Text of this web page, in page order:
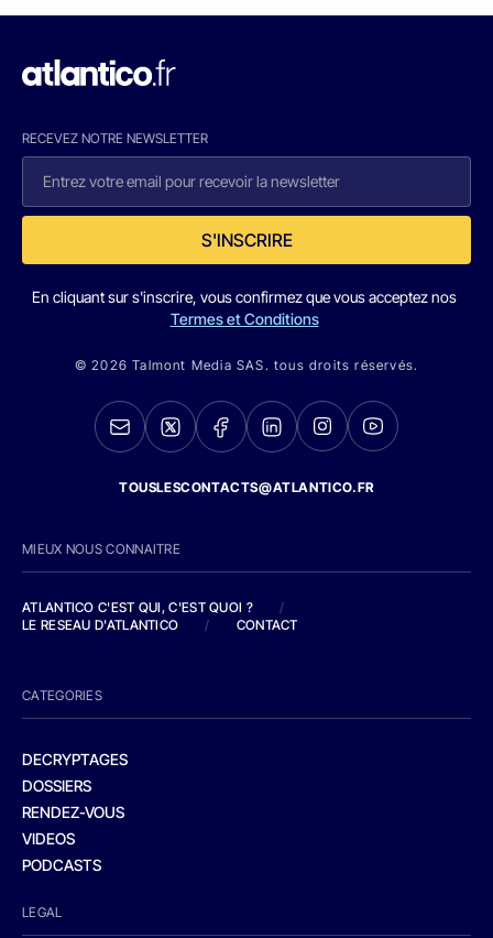
RECEVEZ NOTRE NEWSLETTER
S'INSCRIRE
En cliquant sur s'inscrire, vous confirmez que vous acceptez nos
Termes et Conditions
© 2026 Talmont Media SAS. tous droits réservés.
TOUSLESCONTACTS@ATLANTICO.FR
MIEUX NOUS CONNAITRE
ATLANTICO C'EST QUI, C'EST QUOI ?
/
LE RESEAU D'ATLANTICO
/ CONTACT
CATEGORIES
DECRYPTAGES
DOSSIERS
RENDEZ-VOUS
VIDEOS
PODCASTS
LEGAL